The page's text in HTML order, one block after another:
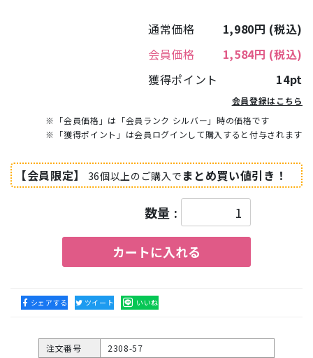
通常価格 1,980円 (税込)
会員価格
1,584円 (税込)
獲得ポイント
14pt
会員登録はこちら
※「会員価格」は「会員ランク シルバー」時の価格です
※「獲得ポイント」は会員ログインして購入すると付与されます
【会員限定】 36個以上のご購入で まとめ買い値引き！
数量 :
カートに入れる
シェアする ツイート いいね
注文番号
2308-57